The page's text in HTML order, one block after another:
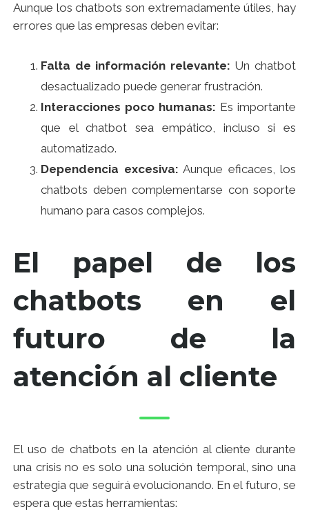
Aunque los chatbots son extremadamente útiles, hay
errores que las empresas deben evitar:
Falta de información relevante: Un chatbot
desactualizado puede generar frustración.
Interacciones poco humanas: Es importante
que el chatbot sea empático, incluso si es
automatizado.
Dependencia excesiva: Aunque eficaces, los
chatbots deben complementarse con soporte
humano para casos complejos.
El papel de los
chatbots en el
futuro de la
atención al cliente
El uso de chatbots en la atención al cliente durante
una crisis no es solo una solución temporal, sino una
estrategia que seguirá evolucionando. En el futuro, se
espera que estas herramientas: